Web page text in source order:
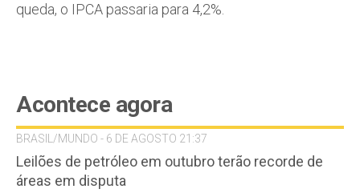
queda, o IPCA passaria para 4,2%.
Acontece agora
BRASIL/MUNDO - 6 DE AGOSTO 21:37
Leilões de petróleo em outubro terão recorde de
áreas em disputa